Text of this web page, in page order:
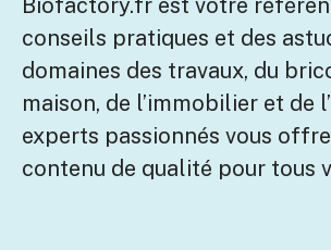
Biofactory.fr est votre
conseils pratiques et des
domaines des travaux, du
maison, de l’immobilier et de
experts passionnés vous
contenu de qualité pour tous